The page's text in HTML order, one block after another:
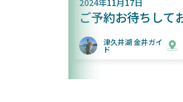
2024年11月14日
まだまだ釣れま